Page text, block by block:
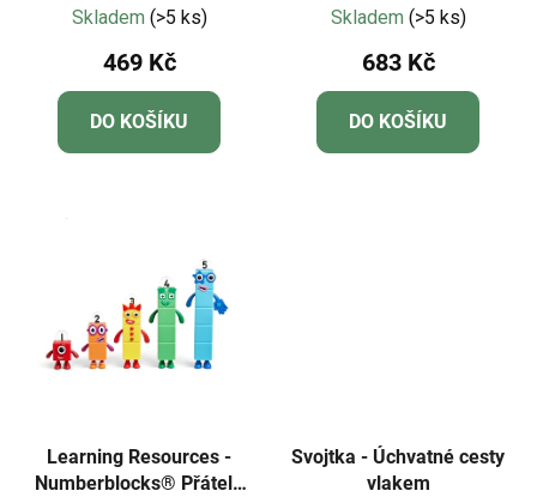
Pans + Brush - Golden
Skladem (>5 ks)
469 Kč
DO KOŠÍKU
kravičky
Skladem (>5 ks)
683 Kč
DO KOŠÍKU
Learning Resources -
Numberblocks® Přátelé
Svojtka - Úchvatné cesty
vlakem